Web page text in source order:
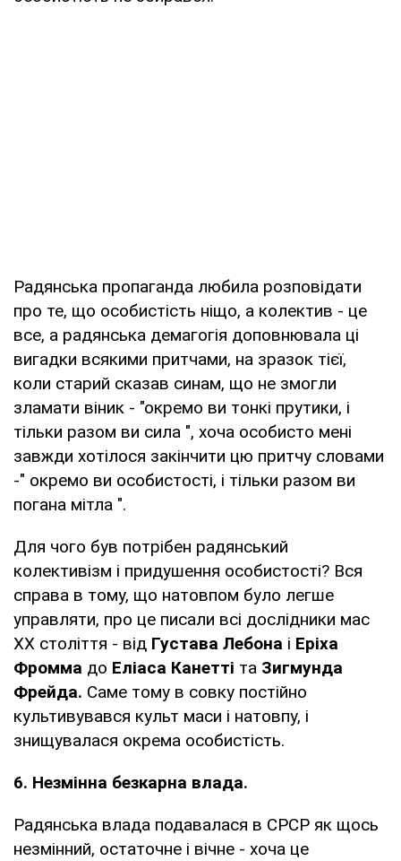
Радянська пропаганда любила розповідати
про те, що особистість ніщо, а колектив - це
все, а радянська демагогія доповнювала ці
вигадки всякими притчами, на зразок тієї,
коли старий сказав синам, що не змогли
зламати віник - "окремо ви тонкі прутики, і
тільки разом ви сила ", хоча особисто мені
завжди хотілося закінчити цю притчу словами
-" окремо ви особистості, і тільки разом ви
погана мітла ".
Для чого був потрібен радянський
колективізм і придушення особистості? Вся
справа в тому, що натовпом було легше
управляти, про це писали всі дослідники мас
XX століття - від Густава Лебона і Еріха
Фромма до Еліаса Канетті та Зигмунда
Фрейда. Саме тому в совку постійно
культивувався культ маси і натовпу, і
знищувалася окрема особистість.
6. Незмінна безкарна влада.
Радянська влада подавалася в СРСР як щось
незмінний, остаточне і вічне - хоча це